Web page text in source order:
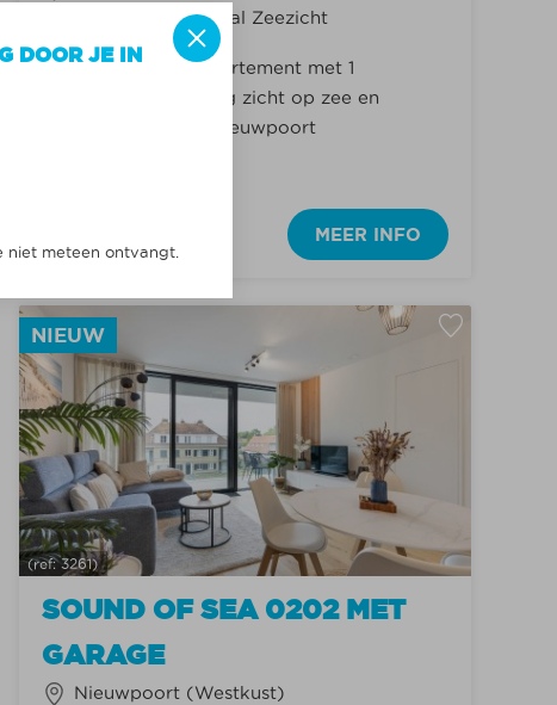
Zeedijk of Frontaal Zeezicht
Vernieuwd hoekappartement met 1
slaapkamer I prachtig zicht op zee en
staktsel I ZEEDIJK Nieuwpoort
MEER INFO
SOUND OF SEA 0202 MET
GARAGE
NIEUW
(ref: 3261)
Nieuwpoort (Westkust)
DOOR JE IN
niet meteen ontvangt.